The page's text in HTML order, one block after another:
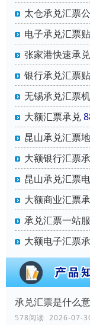
太仓承兑汇票
电子承兑汇票
张家港快速承
银行承兑汇票
无锡承兑汇票
大额汇票承兑
昆山承兑汇票
大额银行汇票
昆山承兑汇票
大额商业汇票
承兑汇票一站
大额电子汇票
承兑汇票是什么
578阅读 2026-07-